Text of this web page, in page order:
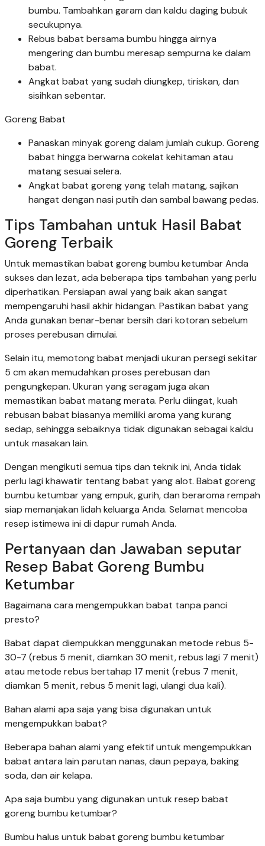
bumbu. Tambahkan garam dan kaldu daging bubuk
secukupnya.
Rebus babat bersama bumbu hingga airnya
mengering dan bumbu meresap sempurna ke dalam
babat.
Angkat babat yang sudah diungkep, tiriskan, dan
sisihkan sebentar.
Goreng Babat
Panaskan minyak goreng dalam jumlah cukup. Goreng
babat hingga berwarna cokelat kehitaman atau
matang sesuai selera.
Angkat babat goreng yang telah matang, sajikan
hangat dengan nasi putih dan sambal bawang pedas.
Tips Tambahan untuk Hasil Babat
Goreng Terbaik
Untuk memastikan babat goreng bumbu ketumbar Anda
sukses dan lezat, ada beberapa tips tambahan yang perlu
diperhatikan. Persiapan awal yang baik akan sangat
mempengaruhi hasil akhir hidangan. Pastikan babat yang
Anda gunakan benar-benar bersih dari kotoran sebelum
proses perebusan dimulai.
Selain itu, memotong babat menjadi ukuran persegi sekitar
5 cm akan memudahkan proses perebusan dan
pengungkepan. Ukuran yang seragam juga akan
memastikan babat matang merata. Perlu diingat, kuah
rebusan babat biasanya memiliki aroma yang kurang
sedap, sehingga sebaiknya tidak digunakan sebagai kaldu
untuk masakan lain.
Dengan mengikuti semua tips dan teknik ini, Anda tidak
perlu lagi khawatir tentang babat yang alot. Babat goreng
bumbu ketumbar yang empuk, gurih, dan beraroma rempah
siap memanjakan lidah keluarga Anda. Selamat mencoba
resep istimewa ini di dapur rumah Anda.
Pertanyaan dan Jawaban seputar
Resep Babat Goreng Bumbu
Ketumbar
Bagaimana cara mengempukkan babat tanpa panci
presto?
Babat dapat diempukkan menggunakan metode rebus 5-
30-7 (rebus 5 menit, diamkan 30 menit, rebus lagi 7 menit)
atau metode rebus bertahap 17 menit (rebus 7 menit,
diamkan 5 menit, rebus 5 menit lagi, ulangi dua kali).
Bahan alami apa saja yang bisa digunakan untuk
mengempukkan babat?
Beberapa bahan alami yang efektif untuk mengempukkan
babat antara lain parutan nanas, daun pepaya, baking
soda, dan air kelapa.
Apa saja bumbu yang digunakan untuk resep babat
goreng bumbu ketumbar?
Bumbu halus untuk babat goreng bumbu ketumbar